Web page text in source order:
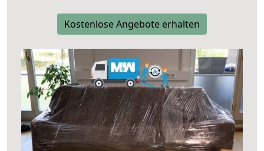
Kostenlose Angebote erhalten